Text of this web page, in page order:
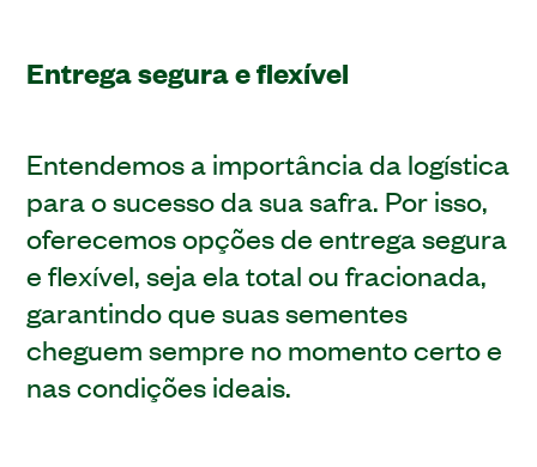
Entrega segura e flexível
Entendemos a importância da logística
para o sucesso da sua safra. Por isso,
oferecemos opções de entrega segura
e flexível, seja ela total ou fracionada,
garantindo que suas sementes
cheguem sempre no momento certo e
nas condições ideais.